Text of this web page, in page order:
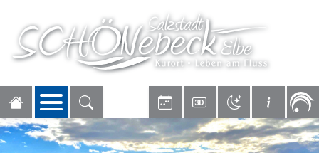
Navigation öffnen